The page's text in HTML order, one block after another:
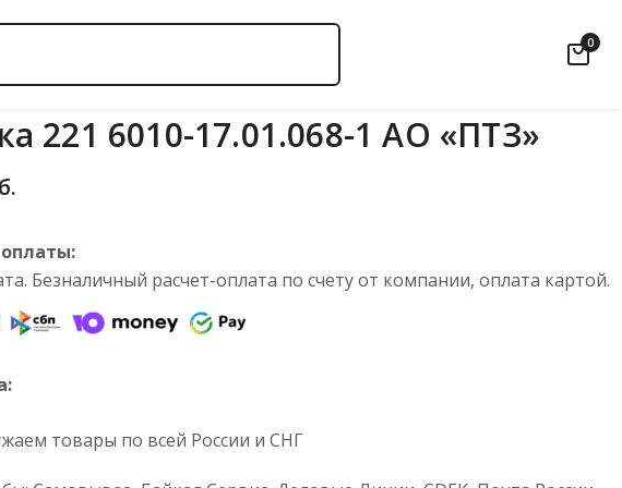
0
221 6010-17.01.068-1 АО «ПТЗ»
Безналичный расчет-оплата по счету от компании, оплата картой.
товары по всей России и СНГ